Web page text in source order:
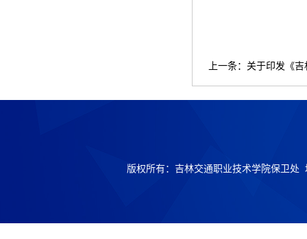
上一条： 关于印发《
版权所有：吉林交通职业技术学院保卫